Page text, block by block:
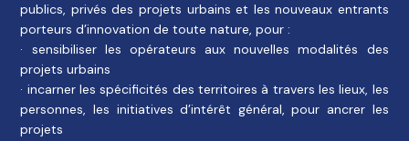
publics, privés des projets urbains et les nouveaux entrants
porteurs d’innovation de toute nature, pour :
· sensibiliser les opérateurs aux nouvelles modalités des
projets urbains
· incarner les spécificités des territoires à travers les lieux, les
personnes, les initiatives d’intérêt général, pour ancrer les
projets